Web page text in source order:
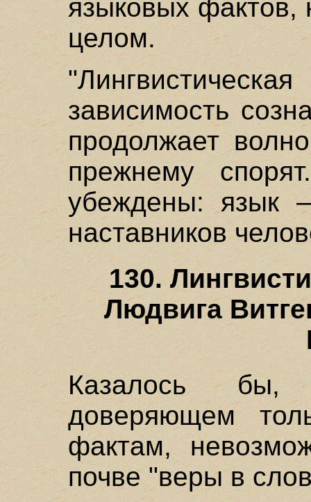
языковых фактов,
целом.
зависимость
продолжает
прежнему
убеждены: язык
наставников
130.
Людвига
Казалось бы,
доверяющем
фактам,
почве "веры в